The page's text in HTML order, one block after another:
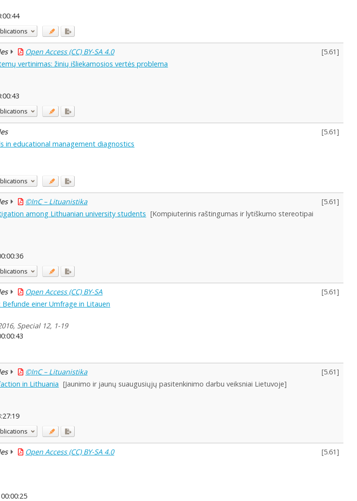
Open Access (CC) BY-SA 4.0 [5.61]
vertinimas: žinių išliekamosios vertės problema
[5.61]
educational management diagnostics
©InC – Lituanistika [5.61]
among Lithuanian university students [Kompiuterinis raštingumas ir lytiškumo stereotipai
Open Access (CC) BY-SA [5.61]
einer Umfrage in Litauen
Special 12, 1-19
©InC – Lituanistika [5.61]
in Lithuania [Jaunimo ir jaunų suaugusiųjų pasitenkinimo darbu veiksniai Lietuvoje]
Open Access (CC) BY-SA 4.0 [5.61]